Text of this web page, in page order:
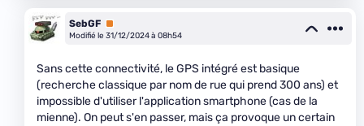
SebGF Premium
Modifié le 31/12/2024 à 08h54
Sans cette connectivité, le GPS intégré est basique
(recherche classique par nom de rue qui prend 300 ans) et
impossible d'utiliser l'application smartphone (cas de la
mienne). On peut s'en passer, mais ça provoque un certain